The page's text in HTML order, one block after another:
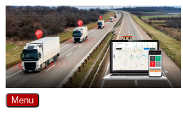
Skip
to
content
Menu